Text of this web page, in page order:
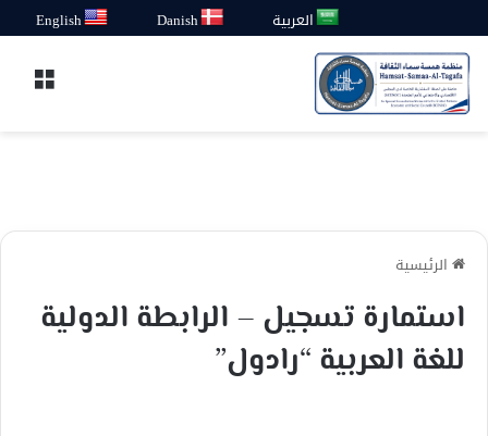
العربية Danish
English
الرئيسية
استمارة تسجيل – الرابطة الدولية
للغة العربية “رادول”